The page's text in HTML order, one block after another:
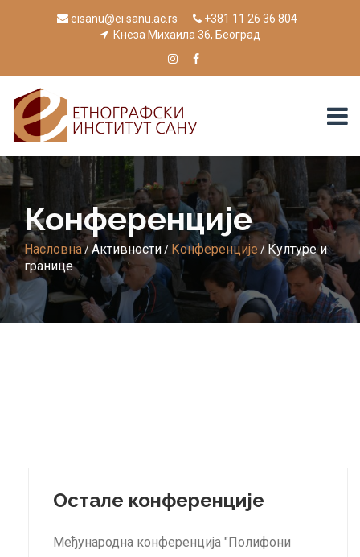
eisanu@ei.sanu.ac.rs
+381 11 26 36 804
Кнеза Михаила 36, Београд
Конференције
Насловна/Активности/ Конференције / Културе и
границе
Остале конференције
Међународна конференција "Полифони